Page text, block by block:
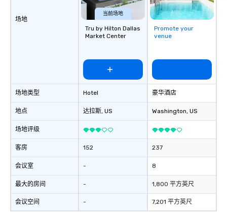
场地
场地类型
地点
场地评级
客房
会议室
最大的房间
会议空间
当前场地
Tru by Hilton Dallas
Market Center
Hotel
达拉斯, US
152
-
-
-
Promote your
venue
豪华酒店
Washington, US
237
8
1,800 平方英尺
7,201 平方英尺